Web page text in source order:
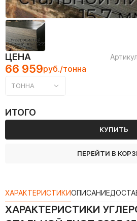
ЦЕНА
66 959руб./тонна
ТОННА
ИТОГО
КУПИТЬ
ПЕРЕЙТИ В
ХАРАКТЕРИСТИКИОПИСАНИЕ
ХАРАКТЕРИСТИКИ